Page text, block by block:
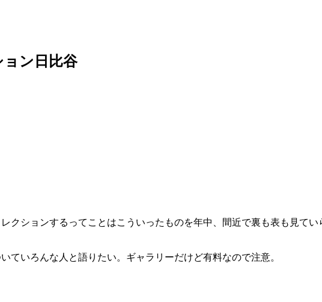
ョン日比谷
クションするってことはこういったものを年中、間近で裏も表も見て
ていろんな人と語りたい。ギャラリーだけど有料なので注意。